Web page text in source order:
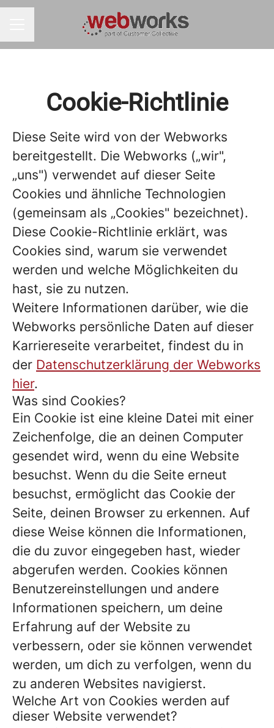
Cookie-Richtlinie
Diese Seite wird von der Webworks
bereitgestellt. Die Webworks („wir",
„uns") verwendet auf dieser Seite
Cookies und ähnliche Technologien
(gemeinsam als „Cookies" bezeichnet).
Diese Cookie-Richtlinie erklärt, was
Cookies sind, warum sie verwendet
werden und welche Möglichkeiten du
hast, sie zu nutzen.
Weitere Informationen darüber, wie die
Webworks persönliche Daten auf dieser
Karriereseite verarbeitet, findest du in
der Datenschutzerklärung der Webworks
hier.
Was sind Cookies?
Ein Cookie ist eine kleine Datei mit einer
Zeichenfolge, die an deinen Computer
gesendet wird, wenn du eine Website
besuchst. Wenn du die Seite erneut
besuchst, ermöglicht das Cookie der
Seite, deinen Browser zu erkennen. Auf
diese Weise können die Informationen,
die du zuvor eingegeben hast, wieder
abgerufen werden. Cookies können
Benutzereinstellungen und andere
Informationen speichern, um deine
Erfahrung auf der Website zu
verbessern, oder sie können verwendet
werden, um dich zu verfolgen, wenn du
zu anderen Websites navigierst.
Welche Art von Cookies werden auf
dieser Website verwendet?